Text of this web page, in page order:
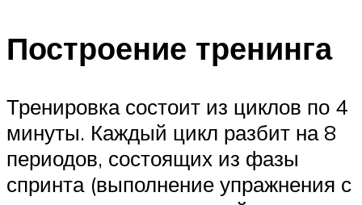
Построение тренинга
Тренировка состоит из циклов по 4
минуты. Каждый цикл разбит на 8
периодов, состоящих из фазы
спринта (выполнение упражнения с